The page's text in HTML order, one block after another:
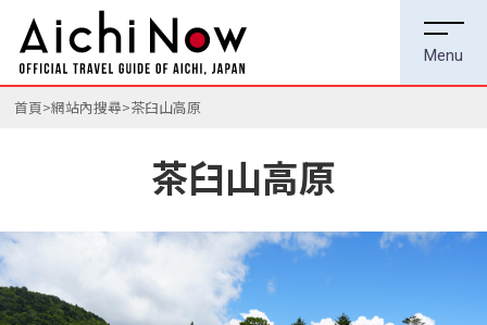
首頁 網站內搜尋 茶臼山高原
茶臼山高原